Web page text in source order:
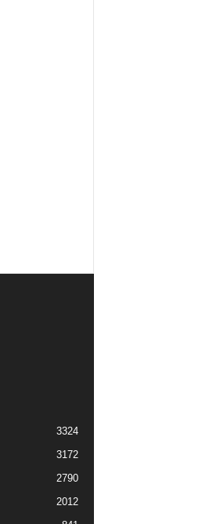
3324
3172
2790
2012